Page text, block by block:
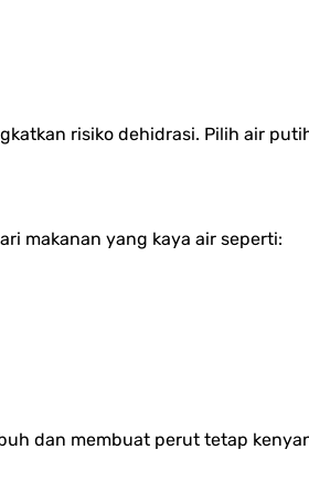
risiko dehidrasi. Pilih air
makanan yang kaya air seperti:
dan membuat perut tetap